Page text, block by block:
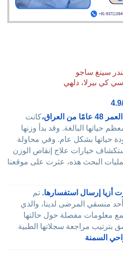
سينغ ساجو
كي بيرلا، دلهي
كانت
حياتها البالغة. وقد بدأ وزنها
حياتها بشكل عام. وفي محاولة
خيارات علاج إنقاص الوزن
البحث هذه، عثرت على موقعنا
أزيا إرسال استفسارها. تم
منسقي المرضى لدينا، والذي
معلومات مفصلة حول حالتها
بترتيب مراجعة سجلاتها الطبية